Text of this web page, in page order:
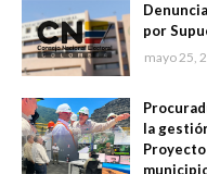
por
mayo 25,
la